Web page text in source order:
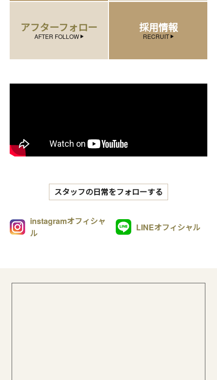
アフターフォロー
AFTER FOLLOW
採用情報
RECRUIT
スタッフの日常をフォローする
instagramオフィシャ
ル
LINEオフィシャル